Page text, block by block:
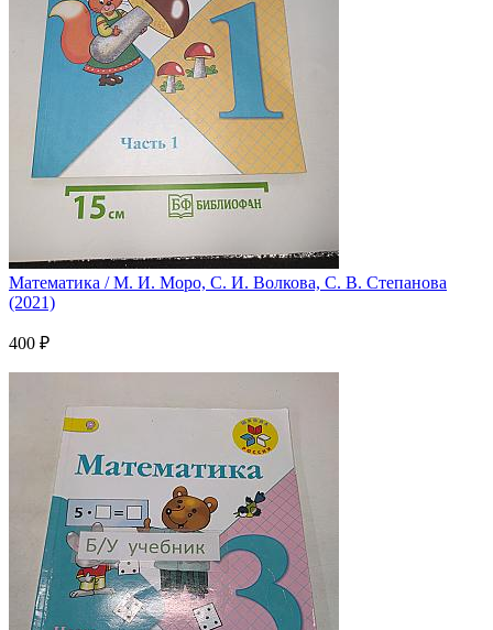
Математика / М. И. Моро, С. И. Волкова, С. В. Степанова
(2021)
400 ₽